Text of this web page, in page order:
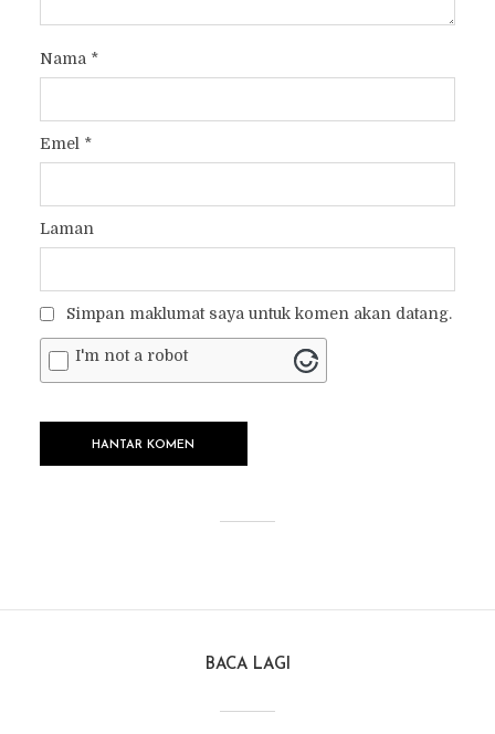
Nama *
Emel *
Laman
Simpan maklumat saya untuk komen akan datang.
I'm not a robot
BACA LAGI